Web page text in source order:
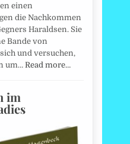
einen
die Nachkommen
Haraldsen. Sie
Bande von
und versuchen,
um…Read more…
im